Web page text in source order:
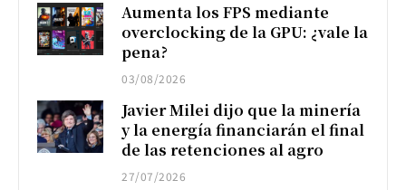
Aumenta los FPS mediante
overclocking de la GPU: ¿vale la
pena?
03/08/2026
Javier Milei dijo que la minería
y la energía financiarán el final
de las retenciones al agro
27/07/2026